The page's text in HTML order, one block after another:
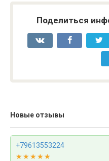
Поделиться
Новые отзывы
+79613553224
★★★★★
★★★★★